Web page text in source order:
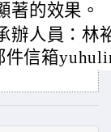
著的效果。
辦人員：林
信箱